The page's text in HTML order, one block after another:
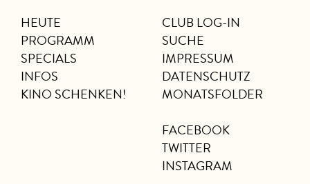
HEUTE
PROGRAMM
SPECIALS
INFOS
KINO SCHENKEN!
CLUB LOG-IN
SUCHE
IMPRESSUM
DATENSCHUTZ
MONATSFOLDER
FACEBOOK
TWITTER
INSTAGRAM